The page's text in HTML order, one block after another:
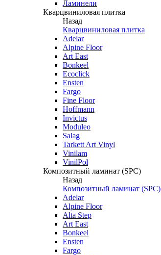
Ламинели
Кварцвиниловая плитка
Назад
Кварцвиниловая плитка
Adelar
Alpine Floor
Art East
Bonkeel
Ecoclick
Ensten
Fargo
Fine Floor
Hoffmann
Invictus
Moduleo
Salag
Tarkett Art Vinyl
Vinilam
VinilPol
Композитный ламинат (SPC)
Назад
Композитный ламинат (SPC)
Adelar
Alpine Floor
Alta Step
Art East
Bonkeel
Ensten
Fargo